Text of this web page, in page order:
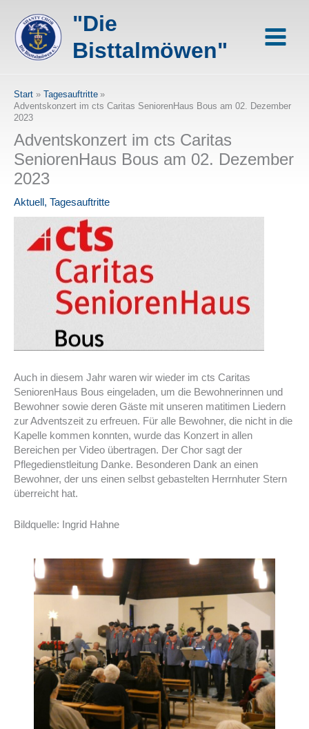
Inhalt
springen
"Die
Bisttalmöwen"
Start
Tagesauftritte
Adventskonzert im cts Caritas SeniorenHaus Bous am 02. Dezember
2023
Adventskonzert im cts Caritas
SeniorenHaus Bous am 02. Dezember
2023
Aktuell , Tagesauftritte
Auch in diesem Jahr waren wir wieder im cts Caritas
SeniorenHaus Bous eingeladen, um die Bewohnerinnen und
Bewohner sowie deren Gäste mit unseren matitimen Liedern
zur Adventszeit zu erfreuen. Für alle Bewohner, die nicht in die
Kapelle kommen konnten, wurde das Konzert in allen
Bereichen per Video übertragen. Der Chor sagt der
Pflegedienstleitung Danke. Besonderen Dank an einen
Bewohner, der uns einen selbst gebastelten Herrnhuter Stern
überreicht hat.
Bildquelle: Ingrid Hahne